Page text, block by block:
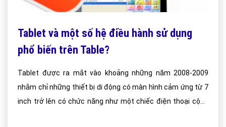
Tablet và một số hệ điều hành sử dụng
phổ biến trên Table?
Tablet được ra mắt vào khoảng những năm 2008-2009
nhằm chỉ những thiết bị di động có màn hình cảm ứng từ 7
inch trở lên có chức năng như một chiếc điện thoại cộng